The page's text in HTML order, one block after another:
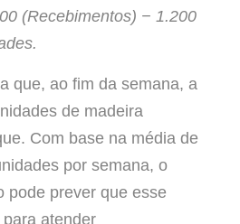
(Recebimentos) − 1.200
que, ao fim da semana, a
de madeira
Com base na média de
por semana, o
pode prever que esse
atender